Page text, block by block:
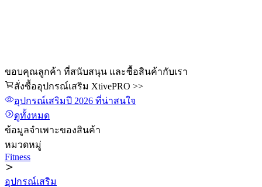
ขอบคุณลูกค้า ที่สนับสนุน และซื้อสินค้ากับเรา
สั่งซื้ออุปกรณ์เสริม XtivePRO >>
อุปกรณ์เสริมปี 2026 ที่น่าสนใจ
ดูทั้งหมด
ข้อมูลจำเพาะของสินค้า
หมวดหมู่
Fitness
อุปกรณ์เสริม